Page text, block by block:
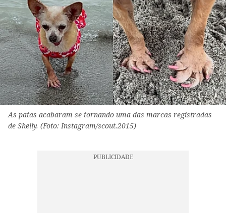
As patas acabaram se tornando uma das marcas registradas
de Shelly. (Foto: Instagram/scout.2015)